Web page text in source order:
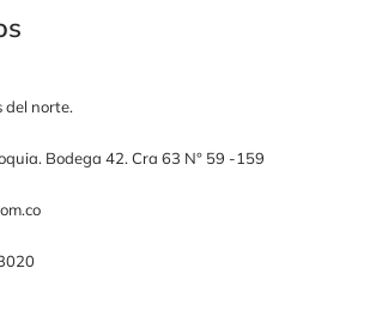
del norte.
Bodega 42. Cra 63 N° 59 -159